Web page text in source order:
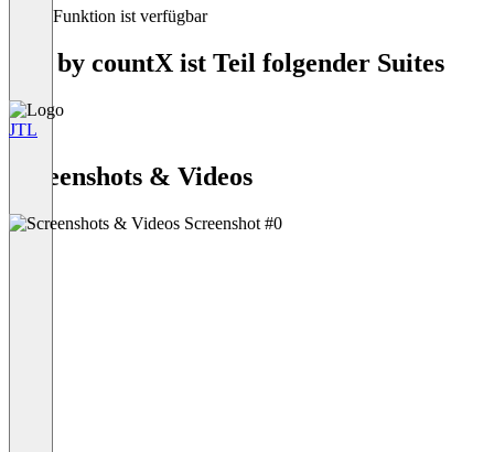
Diese Funktion ist verfügbar
Tax by countX ist Teil folgender Suites
JTL
Screenshots & Videos